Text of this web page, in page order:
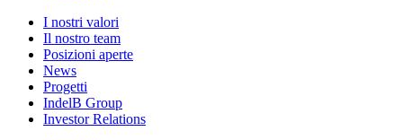
I nostri valori
Il nostro team
Posizioni aperte
News
Progetti
IndelB Group
Investor Relations